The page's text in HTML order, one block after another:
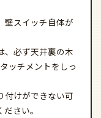
壁スイッチ自体が
、必ず天井裏の木
ッチメントをしっ
付けができない可
さい。